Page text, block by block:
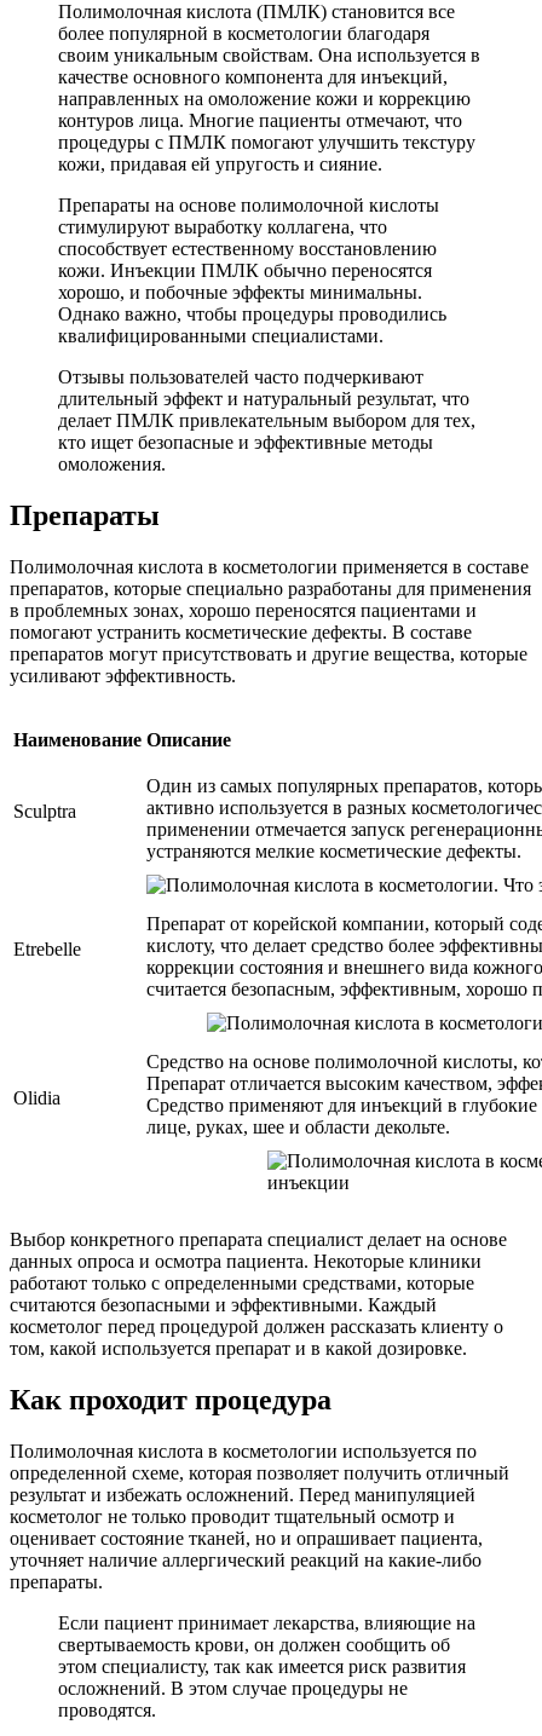
Полимолочная кислота (ПМЛК) становится все
более популярной в косметологии благодаря
своим уникальным свойствам. Она используется в
качестве основного компонента для инъекций,
направленных на омоложение кожи и коррекцию
контуров лица. Многие пациенты отмечают, что
процедуры с ПМЛК помогают улучшить текстуру
кожи, придавая ей упругость и сияние.
Препараты на основе полимолочной кислоты
стимулируют выработку коллагена, что
способствует естественному восстановлению
кожи. Инъекции ПМЛК обычно переносятся
хорошо, и побочные эффекты минимальны.
Однако важно, чтобы процедуры проводились
квалифицированными специалистами.
Отзывы пользователей часто подчеркивают
длительный эффект и натуральный результат, что
делает ПМЛК привлекательным выбором для тех,
кто ищет безопасные и эффективные методы
омоложения.
Препараты
Полимолочная кислота в косметологии применяется в составе
препаратов, которые специально разработаны для применения
в проблемных зонах, хорошо переносятся пациентами и
помогают устранить косметические дефекты. В составе
препаратов могут присутствовать и другие вещества, которые
усиливают эффективность.
Наименование Описание
Sculptra
Один из самых популярных препаратов,
активно используется в разных
применении отмечается запуск
устраняются мелкие косметические дефекты.
Etrebelle
Препарат от корейской компании, который
кислоту, что делает средство более
коррекции состояния и внешнего вида
считается безопасным, эффективным, хорошо
Olidia
Средство на основе полимолочной кислоты,
Препарат отличается высоким качеством,
Средство применяют для инъекций в
лице, руках, шее и области декольте.
Выбор конкретного препарата специалист делает на основе
данных опроса и осмотра пациента. Некоторые клиники
работают только с определенными средствами, которые
считаются безопасными и эффективными. Каждый
косметолог перед процедурой должен рассказать клиенту о
том, какой используется препарат и в какой дозировке.
Как проходит процедура
Полимолочная кислота в косметологии используется по
определенной схеме, которая позволяет получить отличный
результат и избежать осложнений. Перед манипуляцией
косметолог не только проводит тщательный осмотр и
оценивает состояние тканей, но и опрашивает пациента,
уточняет наличие аллергический реакций на какие-либо
препараты.
Если пациент принимает лекарства, влияющие на
свертываемость крови, он должен сообщить об
этом специалисту, так как имеется риск развития
осложнений. В этом случае процедуры не
проводятся.